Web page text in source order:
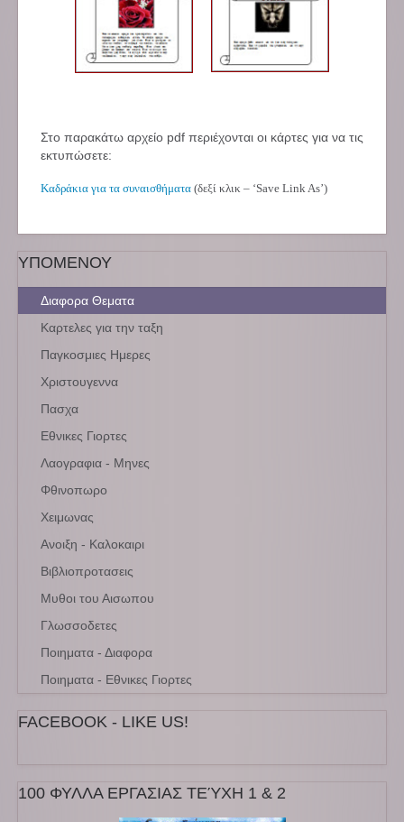
Στο παρακάτω αρχείο pdf περιέχονται οι κάρτες για να τις
εκτυπώσετε:
Καδράκια για τα συναισθήματα (δεξί κλικ – ‘Save Link As’)
ΥΠΟΜΕΝΟΥ
Διαφορα Θεματα
Καρτελες για την ταξη
Παγκοσμιες Ημερες
Χριστουγεννα
Πασχα
Εθνικες Γιορτες
Λαογραφια - Μηνες
Φθινοπωρο
Χειμωνας
Ανοιξη - Καλοκαιρι
Βιβλιοπροτασεις
Μυθοι του Αισωπου
Γλωσσοδετες
Ποιηματα - Διαφορα
Ποιηματα - Εθνικες Γιορτες
FACEBOOK - LIKE US!
100 ΦΥΛΛΑ ΕΡΓΑΣΙΑΣ ΤΕΎΧΗ 1 & 2